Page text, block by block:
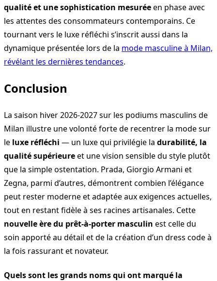
qualité et une sophistication mesuréeen phase avec
les attentes des consommateurs contemporains. Ce
tournant vers le luxe réfléchi s’inscrit aussi dans la
dynamique présentée lors de la mode masculine à Milan,
révélant les dernières tendances.
Conclusion
La saison hiver 2026-2027 sur les podiums masculins de
Milan illustre une volonté forte de recentrer la mode sur
le luxe réfléchi — un luxe qui privilégie la durabilité, la
qualité supérieureet une vision sensible du style plutôt
que la simple ostentation. Prada, Giorgio Armani et
Zegna, parmi d’autres, démontrent combien l’élégance
peut rester moderne et adaptée aux exigences actuelles,
tout en restant fidèle à ses racines artisanales. Cette
nouvelle ère du prêt-à-porter masculin est celle du
soin apporté au détail et de la création d’un dress code à
la fois rassurant et novateur.
Quels sont les grands noms qui ont marqué la